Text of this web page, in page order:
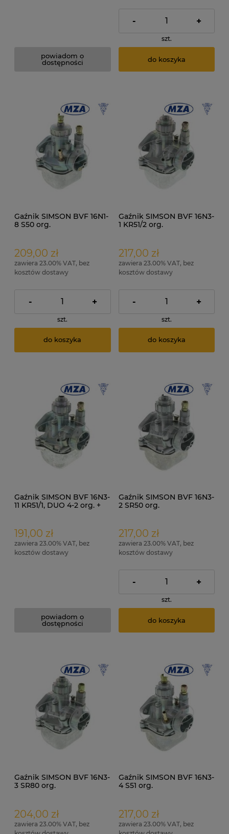
powiadom o
dostępności
- +
szt.
do koszyka
Gaźnik SIMSON BVF 16N1-
8 S50 org.
209,00 zł
zawiera 23.00% VAT, bez
kosztów dostawy
- +
szt.
do koszyka
Gaźnik SIMSON BVF 16N3-
1 KR51/2 org.
217,00 zł
zawiera 23.00% VAT, bez
kosztów dostawy
- +
szt.
do koszyka
Gaźnik SIMSON BVF 16N3-
11 KR51/1, DUO 4-2 org. +
191,00 zł
zawiera 23.00% VAT, bez
kosztów dostawy
powiadom o
dostępności
Gaźnik SIMSON BVF 16N3-
2 SR50 org.
217,00 zł
zawiera 23.00% VAT, bez
kosztów dostawy
- +
szt.
do koszyka
Gaźnik SIMSON BVF 16N3-
3 SR80 org.
204,00 zł
zawiera 23.00% VAT, bez
Gaźnik SIMSON BVF 16N3-
4 S51 org.
217,00 zł
zawiera 23.00% VAT, bez